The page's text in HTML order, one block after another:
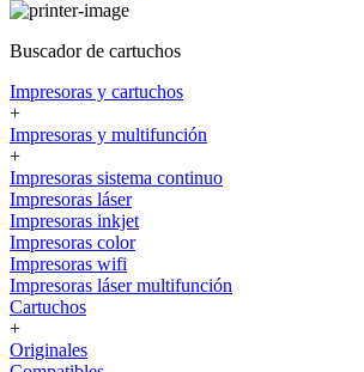
Buscador de cartuchos
Impresoras y cartuchos
+
Impresoras y multifunción
+
Impresoras sistema continuo
Impresoras láser
Impresoras inkjet
Impresoras color
Impresoras wifi
Impresoras láser multifunción
Cartuchos
+
Originales